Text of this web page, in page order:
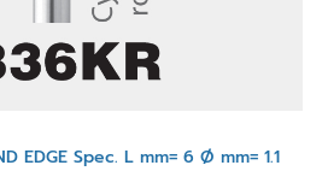
EDGE Spec. L mm= 6 Ø mm= 1.1